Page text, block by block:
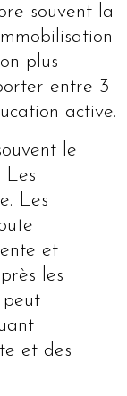
souvent la
plus
entre 3
active.
le
Les
Les
et
les
peut
et des